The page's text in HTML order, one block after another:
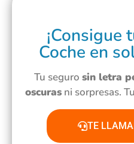
¡Consigue
Coche en
Tu seguro sin letra
oscuras ni sorpresas.
TE